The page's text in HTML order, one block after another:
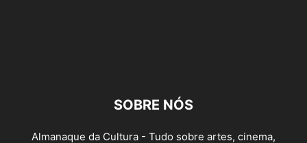
SOBRE NÓS
Almanaque da Cultura - Tudo sobre artes, cinema,